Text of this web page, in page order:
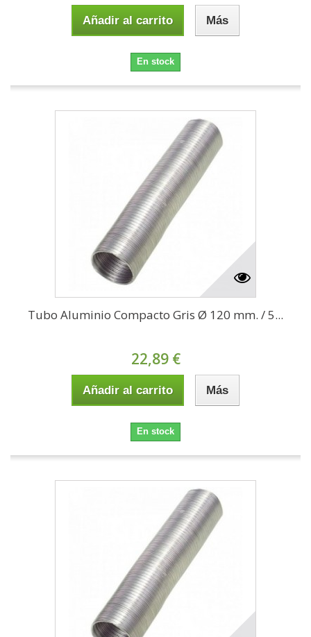
Añadir al carrito Más
En stock
Tubo Aluminio Compacto Gris Ø 120 mm. / 5...
22,89 €
Añadir al carrito Más
En stock